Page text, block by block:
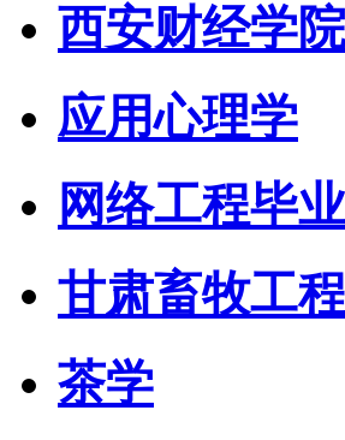
西安财经学院
应用心理学
网络工程毕
甘肃畜牧工
茶学